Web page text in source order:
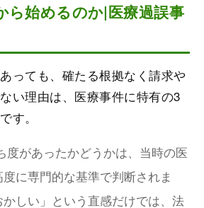
ら始めるのか|医療過誤事
っても、確たる根拠なく請求や
い理由は、医療事件に特有の3
す。
度があったかどうかは、当時の医
に専門的な基準で判断されま
しい」という直感だけでは、法